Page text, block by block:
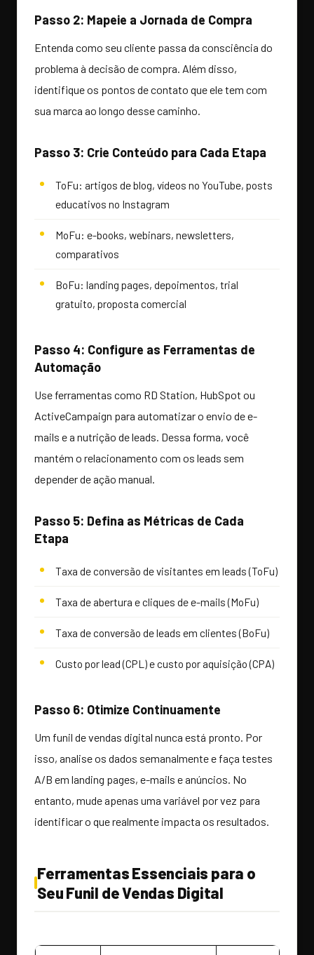
Passo 2: Mapeie a Jornada de Compra
Entenda como seu cliente passa da consciência do
problema à decisão de compra. Além disso,
identifique os pontos de contato que ele tem com
sua marca ao longo desse caminho.
Passo 3: Crie Conteúdo para Cada Etapa
ToFu: artigos de blog, vídeos no YouTube, posts
educativos no Instagram
MoFu: e-books, webinars, newsletters,
comparativos
BoFu: landing pages, depoimentos, trial
gratuito, proposta comercial
Passo 4: Configure as Ferramentas de
Automação
Use ferramentas como RD Station, HubSpot ou
ActiveCampaign para automatizar o envio de e-
mails e a nutrição de leads. Dessa forma, você
mantém o relacionamento com os leads sem
depender de ação manual.
Passo 5: Defina as Métricas de Cada
Etapa
Taxa de conversão de visitantes em leads (ToFu)
Taxa de abertura e cliques de e-mails (MoFu)
Taxa de conversão de leads em clientes (BoFu)
Custo por lead (CPL) e custo por aquisição (CPA)
Passo 6: Otimize Continuamente
Um funil de vendas digital nunca está pronto. Por
isso, analise os dados semanalmente e faça testes
A/B em landing pages, e-mails e anúncios. No
entanto, mude apenas uma variável por vez para
identificar o que realmente impacta os resultados.
Ferramentas Essenciais para o
Seu Funil de Vendas Digital